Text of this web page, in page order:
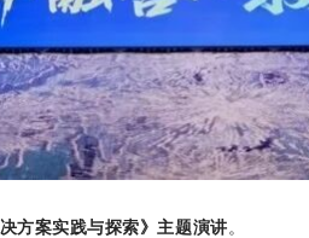
方案实践与探索》主题演讲 。